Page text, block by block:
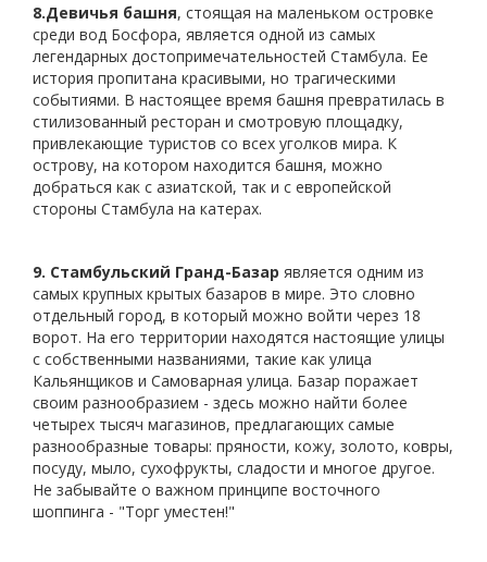
8.Девичья башня, стоящая на маленьком островке
среди вод Босфора, является одной из самых
легендарных достопримечательностей Стамбула. Ее
история пропитана красивыми, но трагическими
событиями. В настоящее время башня превратилась в
стилизованный ресторан и смотровую площадку,
привлекающие туристов со всех уголков мира. К
острову, на котором находится башня, можно
добраться как с азиатской, так и с европейской
стороны Стамбула на катерах.
9. Стамбульский Гранд-Базар является одним из
самых крупных крытых базаров в мире. Это словно
отдельный город, в который можно войти через 18
ворот. На его территории находятся настоящие улицы
с собственными названиями, такие как улица
Кальянщиков и Самоварная улица. Базар поражает
своим разнообразием - здесь можно найти более
четырех тысяч магазинов, предлагающих самые
разнообразные товары: пряности, кожу, золото, ковры,
посуду, мыло, сухофрукты, сладости и многое другое.
Не забывайте о важном принципе восточного
шоппинга - "Торг уместен!"